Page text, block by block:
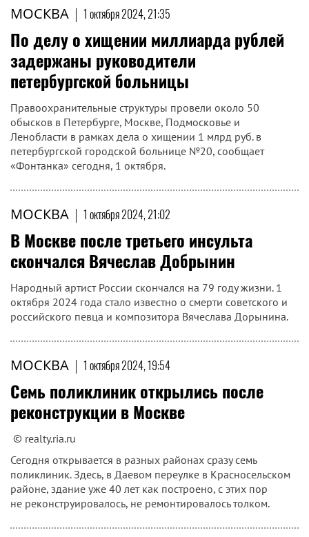
МОСКВА | 1 октября 2024, 21:35
По делу о хищении миллиарда рублей
задержаны руководители
петербургской больницы
Правоохранительные структуры провели около 50
обысков в Петербурге, Москве, Подмосковье и
Ленобласти в рамках дела о хищении 1 млрд руб. в
петербургской городской больнице №20, сообщает
«Фонтанка» сегодня, 1 октября.
МОСКВА | 1 октября 2024, 21:02
В Москве после третьего инсульта
скончался Вячеслав Добрынин
Народный артист России скончался на 79 году жизни. 1
октября 2024 года стало известно о смерти советского и
российского певца и композитора Вячеслава Дорынина.
МОСКВА | 1 октября 2024, 19:54
Семь поликлиник открылись после
реконструкции в Москве
© realty.ria.ru
Сегодня открывается в разных районах сразу семь
поликлиник. Здесь, в Даевом переулке в Красносельском
районе, здание уже 40 лет как построено, с этих пор
не реконструировалось, не ремонтировалось толком.